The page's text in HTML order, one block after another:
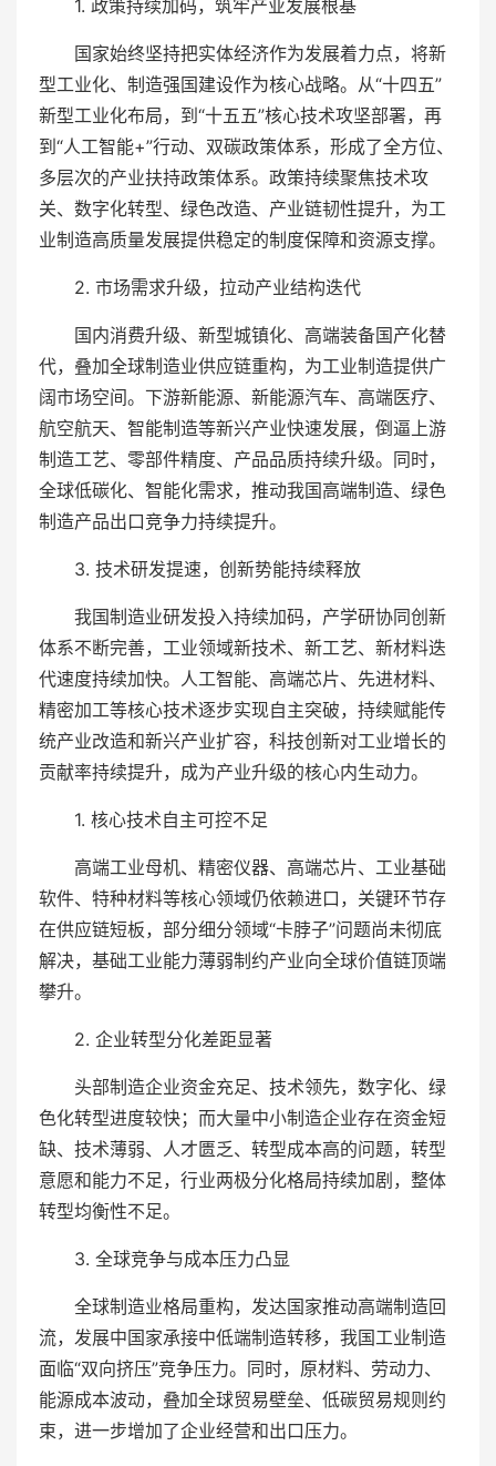
1. 政策持续加码，筑牢产业发展根基
国家始终坚持把实体经济作为发展着力点，将新
型工业化、制造强国建设作为核心战略。从“十四五”
新型工业化布局，到“十五五”核心技术攻坚部署，再
到“人工智能+”行动、双碳政策体系，形成了全方位、
多层次的产业扶持政策体系。政策持续聚焦技术攻
关、数字化转型、绿色改造、产业链韧性提升，为工
业制造高质量发展提供稳定的制度保障和资源支撑。
2. 市场需求升级，拉动产业结构迭代
国内消费升级、新型城镇化、高端装备国产化替
代，叠加全球制造业供应链重构，为工业制造提供广
阔市场空间。下游新能源、新能源汽车、高端医疗、
航空航天、智能制造等新兴产业快速发展，倒逼上游
制造工艺、零部件精度、产品品质持续升级。同时，
全球低碳化、智能化需求，推动我国高端制造、绿色
制造产品出口竞争力持续提升。
3. 技术研发提速，创新势能持续释放
我国制造业研发投入持续加码，产学研协同创新
体系不断完善，工业领域新技术、新工艺、新材料迭
代速度持续加快。人工智能、高端芯片、先进材料、
精密加工等核心技术逐步实现自主突破，持续赋能传
统产业改造和新兴产业扩容，科技创新对工业增长的
贡献率持续提升，成为产业升级的核心内生动力。
1. 核心技术自主可控不足
高端工业母机、精密仪器、高端芯片、工业基础
软件、特种材料等核心领域仍依赖进口，关键环节存
在供应链短板，部分细分领域“卡脖子”问题尚未彻底
解决，基础工业能力薄弱制约产业向全球价值链顶端
攀升。
2. 企业转型分化差距显著
头部制造企业资金充足、技术领先，数字化、绿
色化转型进度较快；而大量中小制造企业存在资金短
缺、技术薄弱、人才匮乏、转型成本高的问题，转型
意愿和能力不足，行业两极分化格局持续加剧，整体
转型均衡性不足。
3. 全球竞争与成本压力凸显
全球制造业格局重构，发达国家推动高端制造回
流，发展中国家承接中低端制造转移，我国工业制造
面临“双向挤压”竞争压力。同时，原材料、劳动力、
能源成本波动，叠加全球贸易壁垒、低碳贸易规则约
束，进一步增加了企业经营和出口压力。